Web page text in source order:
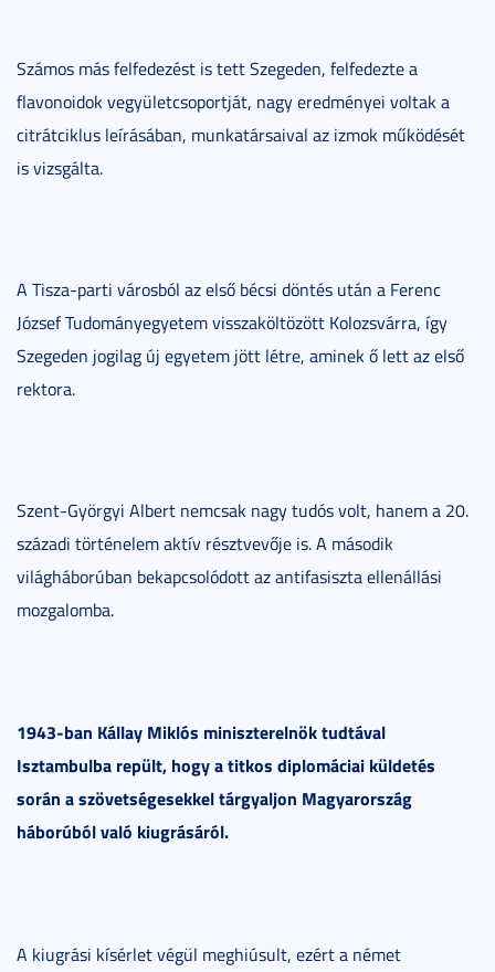
Számos más felfedezést is tett Szegeden, felfedezte a
flavonoidok vegyületcsoportját, nagy eredményei voltak a
citrátciklus leírásában, munkatársaival az izmok működését
is vizsgálta.
A Tisza-parti városból az első bécsi döntés után a Ferenc
József Tudományegyetem visszaköltözött Kolozsvárra, így
Szegeden jogilag új egyetem jött létre, aminek ő lett az első
rektora.
Szent-Györgyi Albert nemcsak nagy tudós volt, hanem a 20.
századi történelem aktív résztvevője is. A második
világháborúban bekapcsolódott az antifasiszta ellenállási
mozgalomba.
1943-ban Kállay Miklós miniszterelnök tudtával
Isztambulba repült, hogy a titkos diplomáciai küldetés
során a szövetségesekkel tárgyaljon Magyarország
háborúból való kiugrásáról.
A kiugrási kísérlet végül meghiúsult, ezért a német